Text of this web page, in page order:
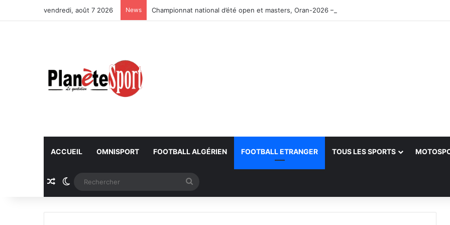
vendredi, août 7 2026 News Championnat national d’été open et masters, Oran-2026 — Le CRB s’adjuge le titre
ACCUEIL OMNISPORT FOOTBALL ALGÉRIEN FOOTBALL ETRANGER TOUS LES SPORTS
Article Aléatoire
Switch skin